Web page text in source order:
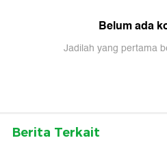
Belum ada
Jadilah yang pertama
Berita Terkait